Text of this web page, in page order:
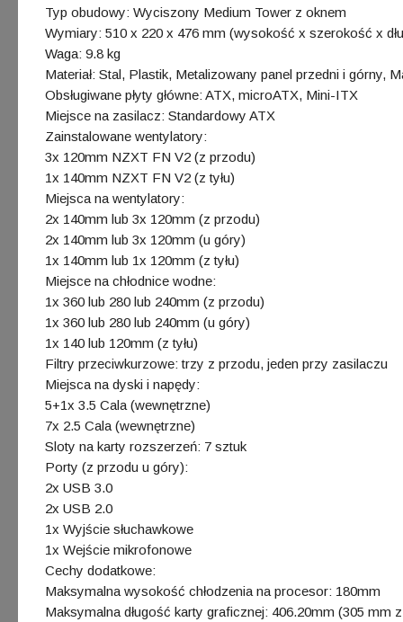
Typ obudowy: Wyciszony Medium Tower z oknem
Wymiary: 510 x 220 x 476 mm (wysokość x szerokość x
Waga: 9.8 kg
Materiał: Stal, Plastik, Metalizowany panel przedni i górny,
Obsługiwane płyty główne: ATX, microATX, Mini-ITX
Miejsce na zasilacz: Standardowy ATX
Zainstalowane wentylatory:
3x 120mm NZXT FN V2 (z przodu)
1x 140mm NZXT FN V2 (z tyłu)
Miejsca na wentylatory:
2x 140mm lub 3x 120mm (z przodu)
2x 140mm lub 3x 120mm (u góry)
1x 140mm lub 1x 120mm (z tyłu)
Miejsce na chłodnice wodne:
1x 360 lub 280 lub 240mm (z przodu)
1x 360 lub 280 lub 240mm (u góry)
1x 140 lub 120mm (z tyłu)
Filtry przeciwkurzowe: trzy z przodu, jeden przy zasilaczu
Miejsca na dyski i napędy:
5+1x 3.5 Cala (wewnętrzne)
7x 2.5 Cala (wewnętrzne)
Sloty na karty rozszerzeń: 7 sztuk
Porty (z przodu u góry):
2x USB 3.0
2x USB 2.0
1x Wyjście słuchawkowe
1x Wejście mikrofonowe
Cechy dodatkowe:
Maksymalna wysokość chłodzenia na procesor: 180mm
Maksymalna długość karty graficznej: 406.20mm (305 mm